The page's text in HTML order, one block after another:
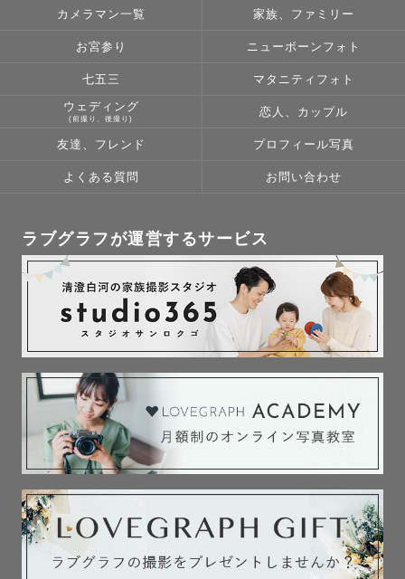
はじめは娘の成長記録を残したいと思いカメラを買いまし
写真を撮った友人たちに喜んでもらえて、カメラの魅力に
はまって、”もっとたくさんの人に喜んでもらいたい””幸せ
を残すお手伝いがしたい”という想いが強くなり、カメラマ
お子さんは”笑顔””泣き顔””変顔”当たり前に見ることができ
る表情でも
成長していくと少しずつ違っていきます。
私も、娘が大きくなった時に一緒に写真を見て、”幸せな瞬
間を思い出して、一緒に笑っていきたい”と思っています。
もちろん、家族やパートナー、友人など大切な人たちと
も。
あたりまえで大切な日々を一緒に残していきましょう☺️💫
皆様にお会いできる日を楽しみにしております
カメラマン一覧 家族、ファミリー
お宮参り ニューボーンフォト
七五三 マタニティフォト
ウェディング
(前撮り、後撮り)
恋人、カップル
友達、フレンド プロフィール写真
よくある質問 お問い合わせ
ラブグラフが運営するサービス